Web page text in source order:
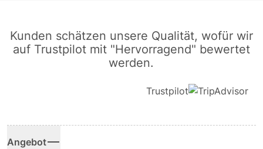
Kunden schätzen unsere Qualität, wofür wir
auf Trustpilot mit "Hervorragend" bewertet
werden.
Trustpilot
Angebot